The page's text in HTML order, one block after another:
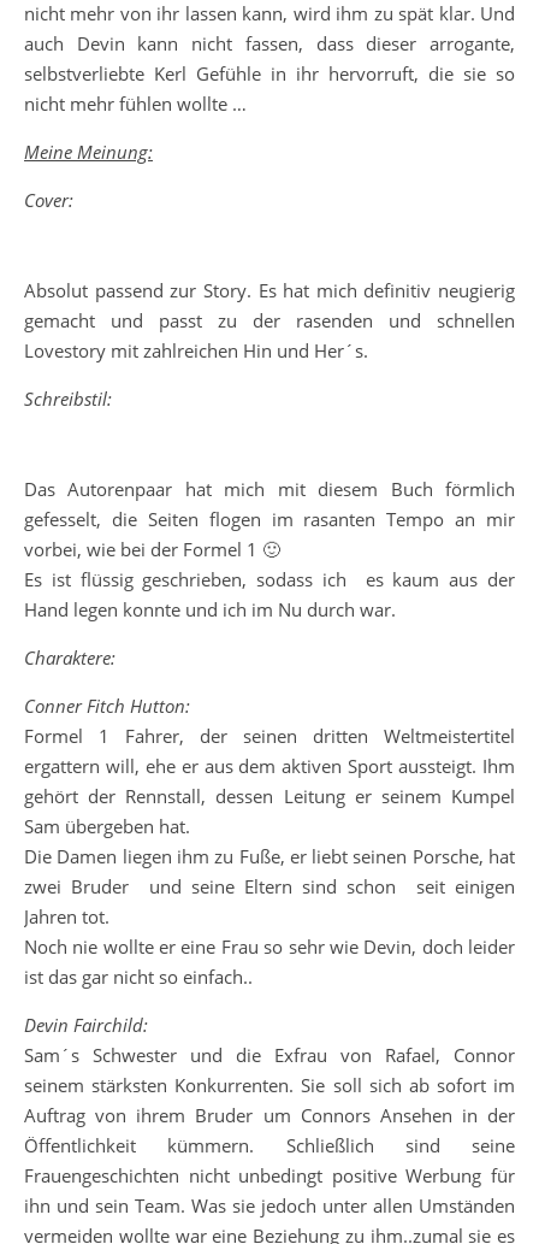
nicht mehr von ihr lassen kann, wird ihm zu spät klar. Und
auch Devin kann nicht fassen, dass dieser arrogante,
selbstverliebte Kerl Gefühle in ihr hervorruft, die sie so
nicht mehr fühlen wollte …
Meine Meinung:
Cover:
Absolut passend zur Story. Es hat mich definitiv neugierig
gemacht und passt zu der rasenden und schnellen
Lovestory mit zahlreichen Hin und Her´s.
Schreibstil:
Das Autorenpaar hat mich mit diesem Buch förmlich
gefesselt, die Seiten flogen im rasanten Tempo an mir
vorbei, wie bei der Formel 1 🙂
Es ist flüssig geschrieben, sodass ich es kaum aus der
Hand legen konnte und ich im Nu durch war.
Charaktere:
Conner Fitch Hutton:
Formel 1 Fahrer, der seinen dritten Weltmeistertitel
ergattern will, ehe er aus dem aktiven Sport aussteigt. Ihm
gehört der Rennstall, dessen Leitung er seinem Kumpel
Sam übergeben hat.
Die Damen liegen ihm zu Fuße, er liebt seinen Porsche, hat
zwei Bruder und seine Eltern sind schon seit einigen
Jahren tot.
Noch nie wollte er eine Frau so sehr wie Devin, doch leider
ist das gar nicht so einfach..
Devin Fairchild:
Sam´s Schwester und die Exfrau von Rafael, Connor
seinem stärksten Konkurrenten. Sie soll sich ab sofort im
Auftrag von ihrem Bruder um Connors Ansehen in der
Öffentlichkeit kümmern. Schließlich sind seine
Frauengeschichten nicht unbedingt positive Werbung für
ihn und sein Team. Was sie jedoch unter allen Umständen
vermeiden wollte war eine Beziehung zu ihm..zumal sie es